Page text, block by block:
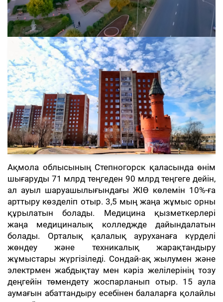
Ақмола облысының Степногорск қаласында өнім
шығаруды 71 млрд теңгеден 90 млрд теңгеге дейін,
ал ауыл шаруашылығындағы ЖІӨ көлемін 10%-ға
арттыру көзделіп отыр. 3,5 мың жаңа жұмыс орны
құрылатын болады. Медицина қызметкерлері
жаңа медициналық колледжде дайындалатын
болады. Орталық қалалық ауруханаға күрделі
жөндеу және техникалық жарақтандыру
жұмыстары жүргізіледі. Сондай-ақ жылумен және
электрмен жабдықтау мен кәріз желілерінің тозу
деңгейін төмендету жоспарланып отыр. 15 аула
аумағын абаттандыру есебінен балаларға қолайлы